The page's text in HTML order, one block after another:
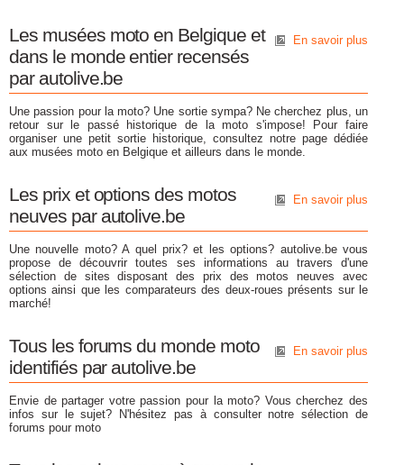
En savoir plus
Les musées moto en Belgique et
dans le monde entier recensés
par autolive.be
Une passion pour la moto? Une sortie sympa? Ne cherchez plus, un
retour sur le passé historique de la moto s'impose! Pour faire
organiser une petit sortie historique, consultez notre page dédiée
aux musées moto en Belgique et ailleurs dans le monde.
En savoir plus
Les prix et options des motos
neuves par autolive.be
Une nouvelle moto? A quel prix? et les options? autolive.be vous
propose de découvrir toutes ses informations au travers d'une
sélection de sites disposant des prix des motos neuves avec
options ainsi que les comparateurs des deux-roues présents sur le
marché!
En savoir plus
Tous les forums du monde moto
identifiés par autolive.be
Envie de partager votre passion pour la moto? Vous cherchez des
infos sur le sujet? N'hésitez pas à consulter notre sélection de
forums pour moto